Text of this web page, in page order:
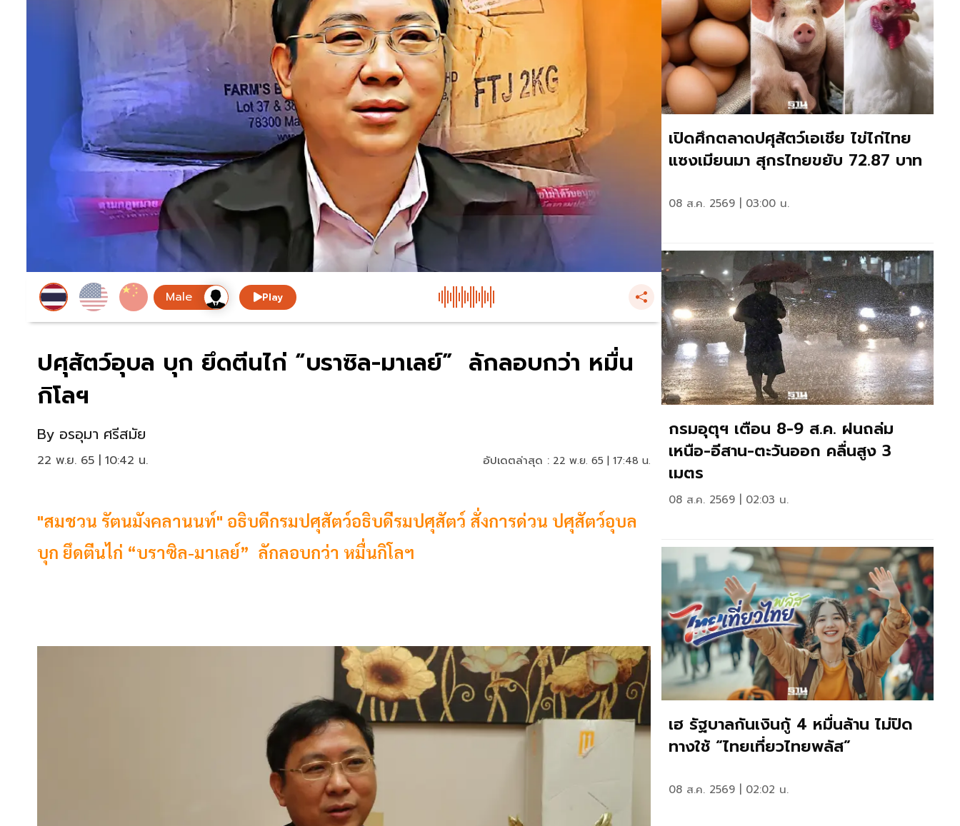
Play
ปศุสัตว์อุบล บุก ยึดตีนไก่ “บราซิล-มาเลย์” ลักลอบกว่า หมื่น
กิโลฯ
By อรอุมา ศรีสมัย
22 พ.ย. 65 | 10:42 น. อัปเดตล่าสุด : 22 พ.ย. 65 | 17:48 น.
"สมชวน รัตนมังคลานนท์" อธิบดีกรมปศุสัตว์อธิบดีรมปศุสัตว์ สั่งการด่วน ปศุสัตว์อุบล
บุก ยึดตีนไก่ “บราซิล-มาเลย์” ลักลอบกว่า หมื่นกิโลฯ
เปิดศึกตลาดปศุสัตว์เอเชีย ไข่ไก่ไทย
แซงเมียนมา สุกรไทยขยับ 72.87 บาท
08 ส.ค. 2569 | 03:00 น.
กรมอุตุฯ เตือน 8-9 ส.ค. ฝนถล่ม
เหนือ-อีสาน-ตะวันออก คลื่นสูง 3
เมตร
08 ส.ค. 2569 | 02:03 น.
เฮ รัฐบาลกันเงินกู้ 4 หมื่นล้าน ไม่ปิด
ทางใช้ “ไทยเที่ยวไทยพลัส”
08 ส.ค. 2569 | 02:02 น.